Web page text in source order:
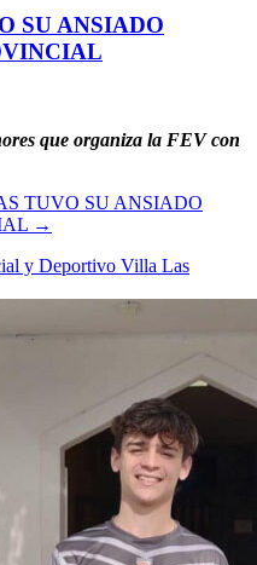
SU ANSIADO
que organiza la FEV con
TUVO SU ANSIADO
→
y Deportivo Villa Las